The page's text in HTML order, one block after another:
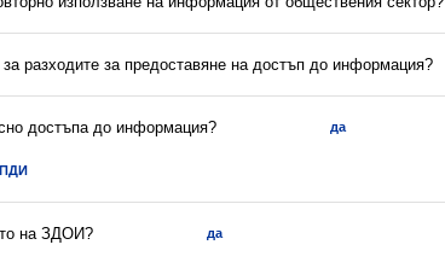
разходите за предоставяне на достъп до информация?
достъпа до информация? да
ПДИ
на ЗДОИ? да